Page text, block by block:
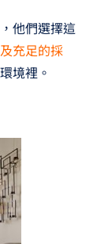
他們選擇這
充足的採
境裡。